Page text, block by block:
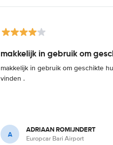
makkelijk in gebruik om
makkelijk in gebruik om geschikte
vinden .
A ADRIAAN ROMIJNDERT
Europcar Bari Airport